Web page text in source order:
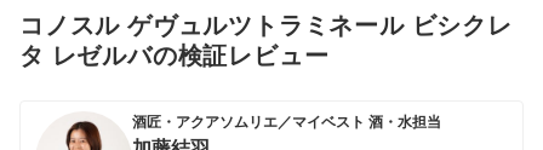
コノスル ゲヴュルツトラミネール ビシクレ
タ レゼルバの検証レビュー
酒匠・アクアソムリエ／マイベスト 酒・水担当